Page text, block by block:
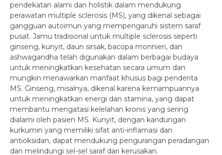
pendekatan alami dan holistik dalam mendukung
perawatan multiple sclerosis (MS), yang dikenal sebagai
gangguan autoimun yang mempengaruhi sistem saraf
pusat. Jamu tradisional untuk multiple sclerosis seperti
ginseng, kunyit, daun sirsak, bacopa monnieri, dan
ashwagandha telah digunakan dalam berbagai budaya
untuk meningkatkan kesehatan secara umum dan
mungkin menawarkan manfaat khusus bagi penderita
MS. Ginseng, misalnya, dikenal karena kemampuannya
untuk meningkatkan energi dan stamina, yang dapat
membantu mengatasi kelelahan kronis yang sering
dialami oleh pasien MS. Kunyit, dengan kandungan
kurkumin yang memiliki sifat anti-inflamasi dan
antioksidan, dapat mendukung pengurangan peradangan
dan melindungi sel-sel saraf dari kerusakan.